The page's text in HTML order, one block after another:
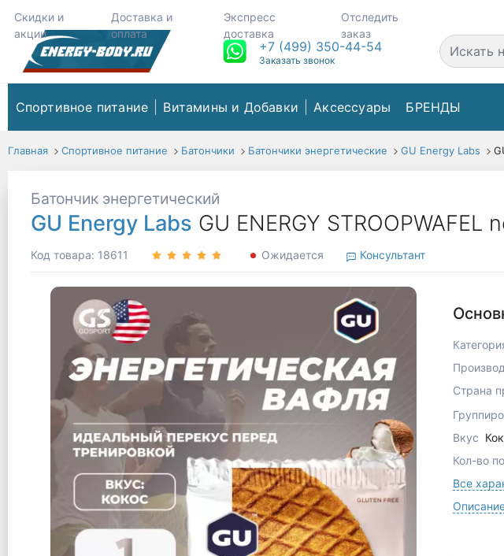
Скидки и
акции
Доставка и
оплата
Экспресс
доставка
Отследить
заказ
+7 (499) 350-44-54
Заказать звонок
Спортивное питание Витамины и Добавки Аксессуары БРЕНДЫ
Главная Спортивное питание Батончики Батончики энергетические GU Energy Labs
Батончик энергетический
GU Energy Labs GU ENERGY STROOPWAFEL
Код товара: 18611 Ожидается Консультант
Страна
Вкус
Кол-во
Все